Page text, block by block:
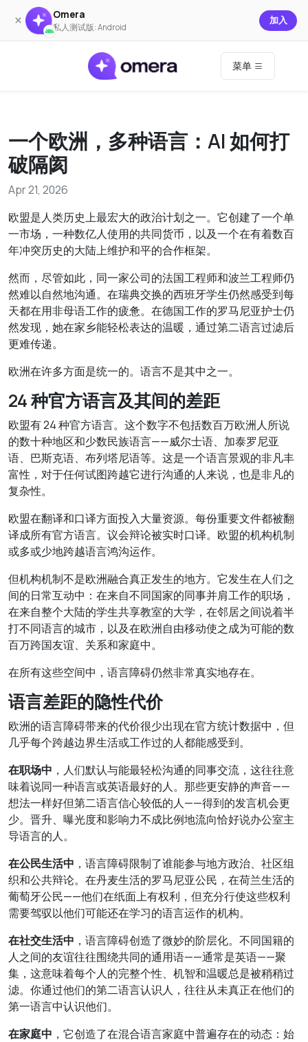
× Omera
私人测试版: Android
加入
菜单
一个欧洲，多种语言：AI 如何打
破隔阂
Apr 21, 2026
欧盟是人类历史上最宏大的政治计划之一。它创建了一个单
一市场，一种数亿人使用的共同货币，以及一个在有着数百
年冲突历史的大陆上维护和平的合作框架。
然而，尽管如此，同一家公司的法国工程师和波兰工程师仍
然难以自然地沟通。在瑞典交换的西班牙学生仍然感受到每
天都在用非母语工作的疲惫。在德国工作的罗马尼亚护士仍
然发现，她在家乡能轻松表达的温暖，通过第二语言过滤后
更难传递。
欧洲在许多方面是统一的。语言不是其中之一。
24 种官方语言及其间的差距
欧盟有 24 种官方语言。这个数字不包括数百万欧洲人所说
的数十种地区和少数民族语言——威尔士语、加泰罗尼亚
语、巴斯克语、布列塔尼语等。这是一个语言景观的非凡丰
富性，对于任何试图跨越它进行沟通的人来说，也是非凡的
复杂性。
欧盟在翻译和口译方面投入大量资源。每份重要文件都被翻
译成所有官方语言。议会辩论被实时口译。欧盟的机构机制
或多或少地跨越语言鸿沟运作。
但机构机制不是欧洲融合真正发生的地方。它发生在人们之
间的日常互动中：在来自不同国家的同事并肩工作的职场，
在来自整个大陆的学生共享教室的大学，在邻居之间说着半
打不同语言的城市，以及在欧洲自由移动使之成为可能的数
百万跨国友谊、关系和家庭中。
在所有这些空间中，语言障碍仍然非常真实地存在。
语言差距的隐性代价
欧洲的语言障碍带来的代价很少出现在官方统计数据中，但
几乎每个跨越边界生活或工作过的人都能感受到。
在职场中 ，人们默认与能最轻松沟通的同事交流，这往往意
味着说同一种语言或英语最好的人。那些更安静的声音——
想法一样好但第二语言信心较低的人——得到的发言机会更
少。晋升、曝光度和影响力不成比例地流向恰好说办公室主
导语言的人。
在公民生活中 ，语言障碍限制了谁能参与地方政治、社区组
织和公共辩论。在丹麦生活的罗马尼亚公民，在荷兰生活的
葡萄牙公民——他们在纸面上有权利，但充分行使这些权利
需要驾驭以他们可能还在学习的语言运作的机构。
在社交生活中 ，语言障碍创造了微妙的阶层化。不同国籍的
人之间的友谊往往围绕共同的通用语——通常是英语——聚
集，这意味着每个人的完整个性、机智和温暖总是被稍稍过
滤。你通过他们的第二语言认识人，往往从未真正在他们的
第一语言中认识他们。
在家庭中 ，它创造了在混合语言家庭中普遍存在的动态：始